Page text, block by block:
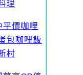
理
平價咖哩
包咖哩飯
村